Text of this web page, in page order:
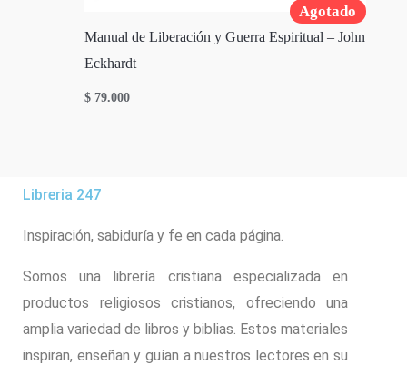
Agotado
Manual de Liberación y Guerra Espiritual – John
Eckhardt
$ 79.000
Libreria 247
Inspiración, sabiduría y fe en cada página.
Somos una librería cristiana especializada en
productos religiosos cristianos, ofreciendo una
amplia variedad de libros y biblias. Estos materiales
inspiran, enseñan y guían a nuestros lectores en su